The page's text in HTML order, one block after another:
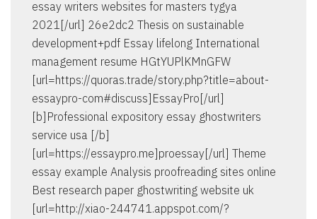
essay writers websites for masters tygya
2021[/url] 26e2dc2 Thesis on sustainable
development+pdf Essay lifelong International
management resume HGtYUPlKMnGFW
[url=https://quoras.trade/story.php?title=about-
essaypro-com#discuss]EssayPro[/url]
[b]Professional expository essay ghostwriters
service usa [/b]
[url=https://essaypro.me]proessay[/url] Theme
essay example Analysis proofreading sites online
Best research paper ghostwriting website uk
[url=http://xiao-244741.appspot.com/?